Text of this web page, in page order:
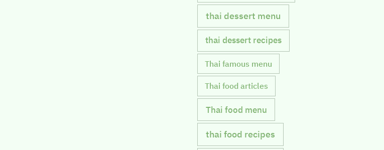
thai dessert menu
thai dessert recipes
Thai famous menu
Thai food articles
Thai food menu
thai food recipes